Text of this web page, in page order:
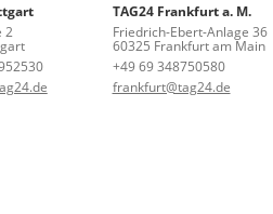
2
TAG24 Frankfurt a. M.
Friedrich-Ebert-Anlage 36
60325 Frankfurt am Main
+49 69 348750580
frankfurt@tag24.de